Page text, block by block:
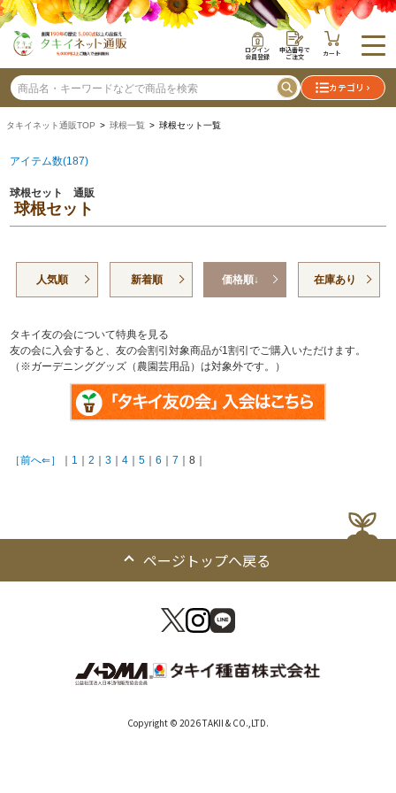
ログイン
会員登録
申込番号で
ご注文 カート
カテゴリ
タキイネット通販TOP > 球根一覧 > 球根セット一覧
アイテム数(187)
球根セット 通販
球根セット
人気順 新着順 価格順↓ 在庫あり
タキイ友の会について特典を見る
友の会に入会すると、友の会割引対象商品が1割引でご購入いただけます。
（※ガーデニンググッズ（農園芸用品）は対象外です。）
［前へ⇐］ ｜ 1 ｜2 ｜3 ｜4 ｜5 ｜6 ｜7 ｜8｜
ページトップへ戻る
Copyright © 2026 TAKII & CO.,LTD.